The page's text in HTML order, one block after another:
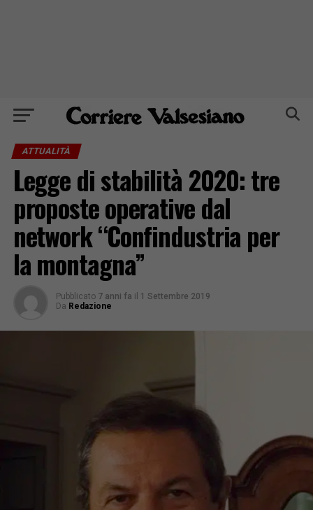
ATTUALITÀ
Legge di stabilità 2020: tre
proposte operative dal
network “Confindustria per
la montagna”
Pubblicato 7 anni fa il 1 Settembre 2019
Da Redazione